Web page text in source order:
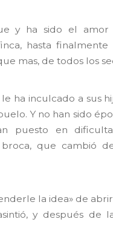
y ha sido el
hasta
mas, de todos los
ha inculcado a sus
Y no han sido
puesto en
que cambió
la idea» de
y después de